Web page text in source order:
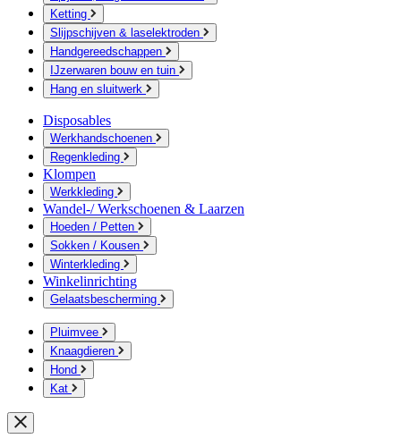
Ketting
Slijpschijven & laselektroden
Handgereedschappen
IJzerwaren bouw en tuin
Hang en sluitwerk
Disposables
Werkhandschoenen
Regenkleding
Klompen
Werkkleding
Wandel-/ Werkschoenen & Laarzen
Hoeden / Petten
Sokken / Kousen
Winterkleding
Winkelinrichting
Gelaatsbescherming
Pluimvee
Knaagdieren
Hond
Kat